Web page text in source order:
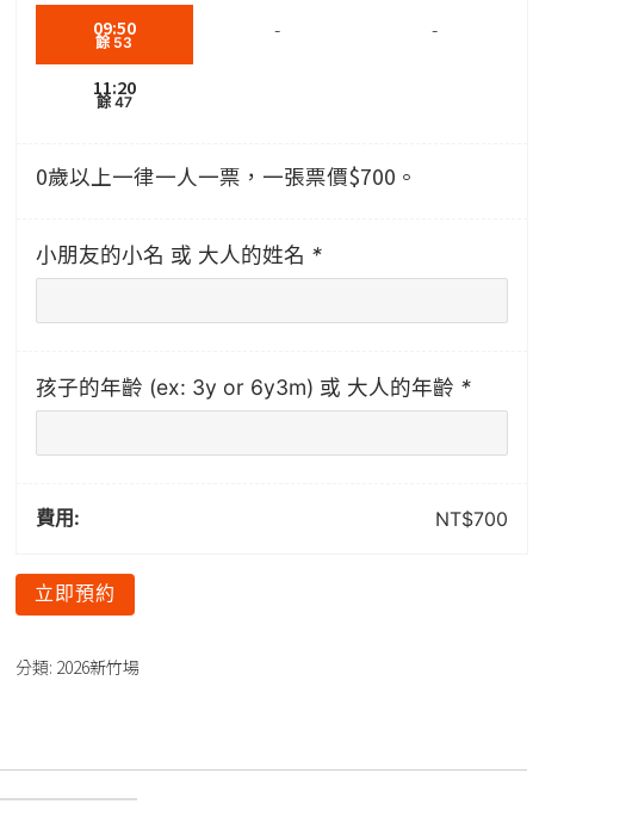
09:50
餘 53
11:20
餘 47
- -
0歲以上一律一人一票，一張票價$700。
小朋友的小名 或 大人的姓名 *
孩子的年齡 (ex: 3y or 6y3m) 或 大人的年齡 *
費用: NT$700
立即預約
分類: 2026新竹場